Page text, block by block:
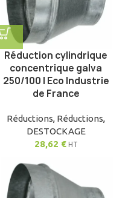
Réduction cylindrique
concentrique galva
250/100 | Eco Industrie
de France
Réductions, Réductions,
DESTOCKAGE
28,62 € HT